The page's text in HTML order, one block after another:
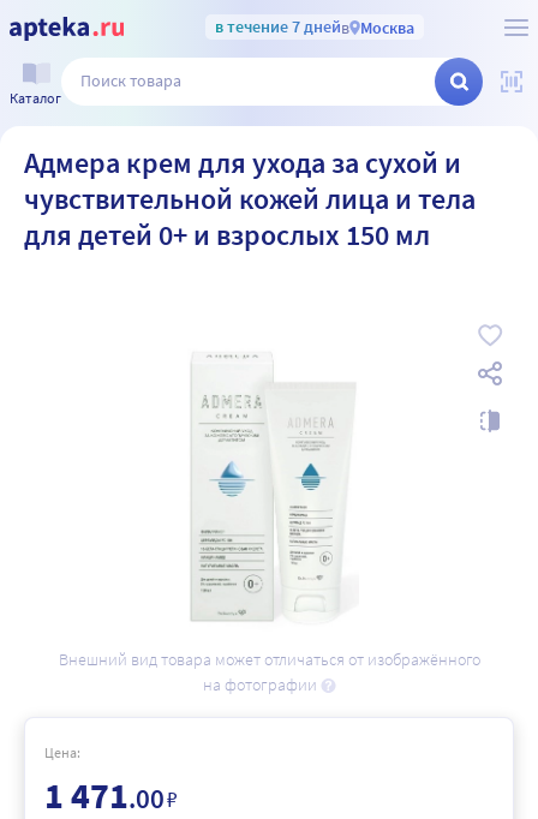
в течение 7 днейв Москва
Каталог
Адмера крем для ухода за сухой и
чувствительной кожей лица и тела
для детей 0+ и взрослых 150 мл
Внешний вид товара может отличаться от изображённого
на фотографии
Цена:
1 471.00₽